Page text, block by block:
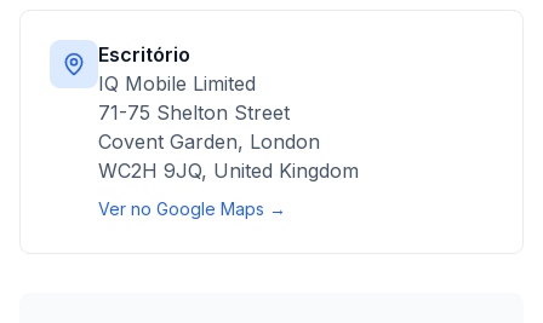
Escritório
IQ Mobile Limited
71-75 Shelton Street
Covent Garden, London
WC2H 9JQ, United Kingdom
Ver no Google Maps →